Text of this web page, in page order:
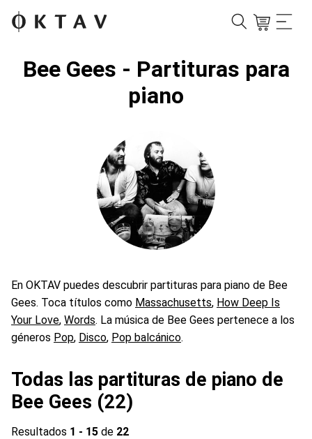
Bee Gees - Partituras para
piano
En OKTAV puedes descubrir partituras para piano de Bee
Gees. Toca títulos como Massachusetts, How Deep Is
Your Love, Words. La música de Bee Gees pertenece a los
géneros Pop, Disco, Pop balcánico.
Todas las partituras de piano de
Bee Gees (22)
Resultados 1 - 15 de 22